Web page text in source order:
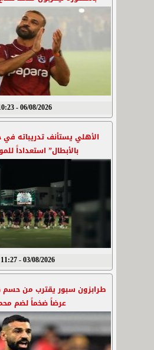
06/08/2026 - 10:23 م
الأهلي يستأنف تدريباته في
بالأبطال” استعداداً
03/08/2026 - 11:27 ص
طرابزون سبور يقترب من حسم
عرضاً ضخماً لضم